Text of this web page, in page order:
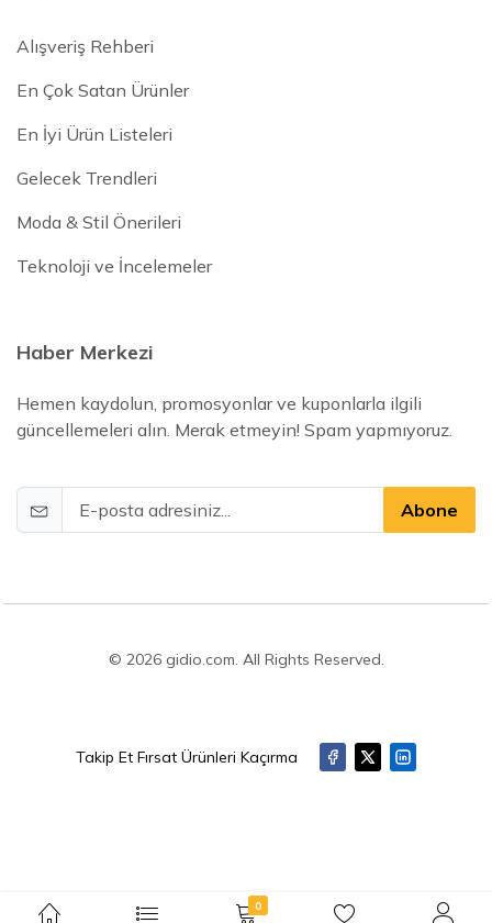
Alışveriş Rehberi
En Çok Satan Ürünler
En İyi Ürün Listeleri
Gelecek Trendleri
Moda & Stil Önerileri
Teknoloji ve İncelemeler
Haber Merkezi
Hemen kaydolun, promosyonlar ve kuponlarla ilgili
güncellemeleri alın. Merak etmeyin! Spam yapmıyoruz.
Abone
© 2026 gidio.com. All Rights Reserved.
Takip Et Fırsat Ürünleri Kaçırma
0